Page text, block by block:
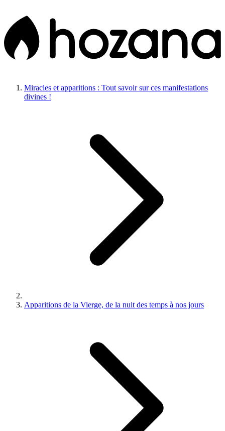
Miracles et apparitions : Tout savoir sur ces manifestations
divines !
Apparitions de la Vierge, de la nuit des temps à nos jours